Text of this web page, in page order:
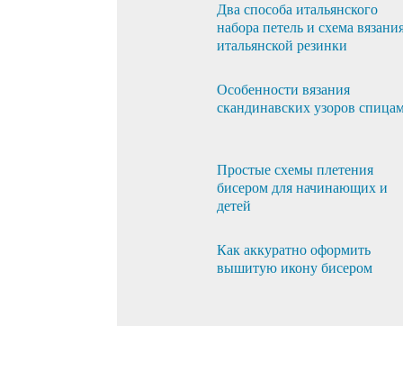
Два способа итальянского
набора петель и схема
итальянской резинки
Особенности вязания
скандинавских узоров
Простые схемы плетения
бисером для начинающих и
детей
Как аккуратно оформить
вышитую икону бисером